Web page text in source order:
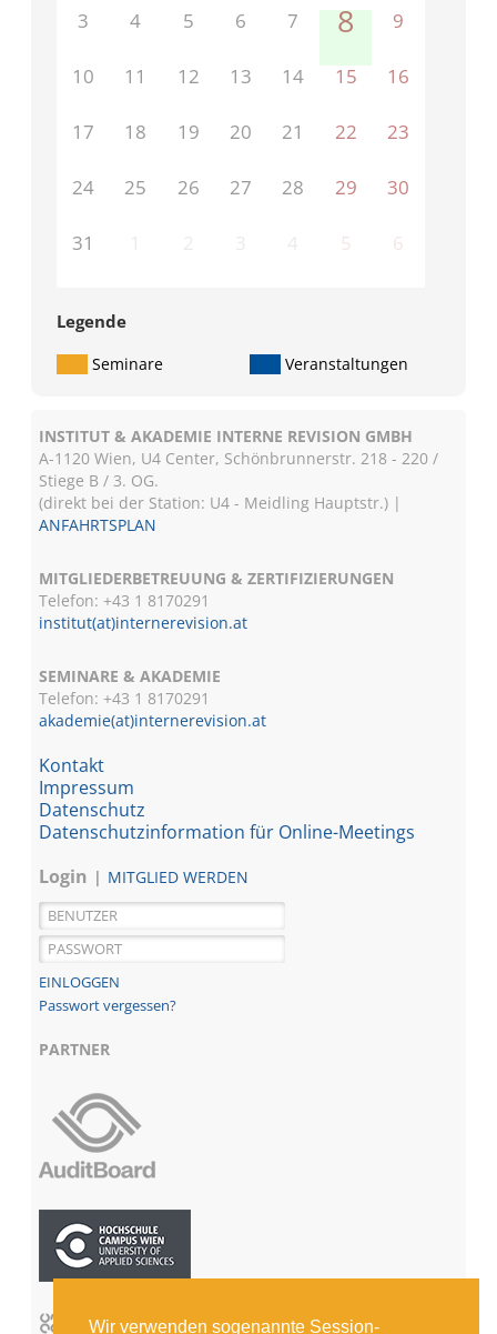
Wir verwenden sogenannte Session-
3 4 5 6 7 8 9
10 11 12 13 14 15 16
17 18 19 20 21 22 23
24 25 26 27 28 29 30
31 5 6
Legende
Seminare Veranstaltungen
INSTITUT & AKADEMIE INTERNE REVISION GMBH
A-1120 Wien, U4 Center, Schönbrunnerstr. 218 - 220 /
Stiege B / 3. OG.
(direkt bei der Station: U4 - Meidling Hauptstr.) |
ANFAHRTSPLAN
MITGLIEDERBETREUUNG & ZERTIFIZIERUNGEN
Telefon: +43 1 8170291
institut(at)internerevision.at
SEMINARE & AKADEMIE
Telefon: +43 18170291
akademie(at)internerevision.at
Kontakt
Impressum
Datenschutz
Datenschutzinformation für Online-Meetings
Login
MITGLIED WERDEN
Passwort vergessen?
PARTNER